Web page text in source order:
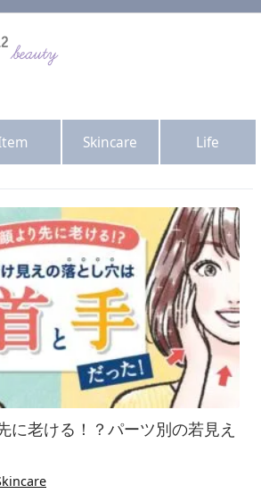
Skincare Life
に老ける！？パーツ別の若見え